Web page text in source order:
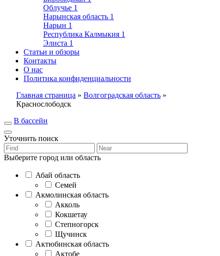
Облучье 1
Нарынская область 1
Нарын 1
Республика Калмыкия 1
Элиста 1
Статьи и обзоры
Контакты
О нас
Политика конфиденциальности
Главная страница » Волгоградская область »
Краснослободск
В бассейн
Уточнить поиск
Выберите город или область
Абай область
Семей
Акмолинская область
Акколь
Кокшетау
Степногорск
Щучинск
Актюбинская область
Актобе